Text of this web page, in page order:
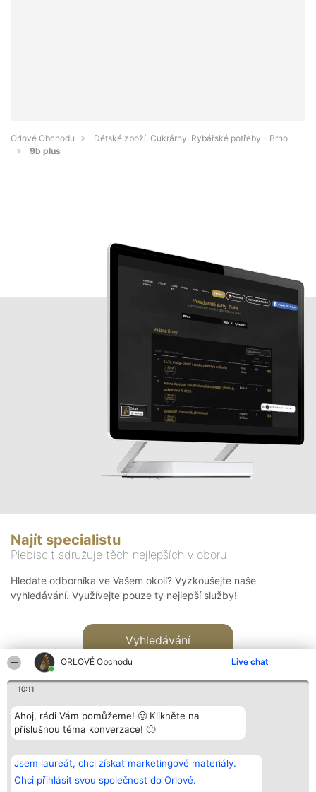
ORLOVÉ Obchodu Live chat
10:11
Ahoj, rádi Vám pomůžeme! 🙂 Klikněte na
příslušnou téma konverzace! 🙂
Jsem laureát, chci získat marketingové materiály.
Chci přihlásit svou společnost do Orlové.
Orlové Obchodu
Dětské zboží, Cukrárny, Rybářské potřeby - Brno
9b plus
Najít specialistu
Plebiscit sdružuje těch nejlepších v oboru
Hledáte odborníka ve Vašem okolí? Vyzkoušejte naše
vyhledávání. Využívejte pouze ty nejlepší služby!
Vyhledávání
Bright Side Solutions sp. z o.
o. sp. k.
ul. Ruska 22
Wrocław 50-079
Vítězové
Seznam všech
laureátů
Zásady
Kontakt